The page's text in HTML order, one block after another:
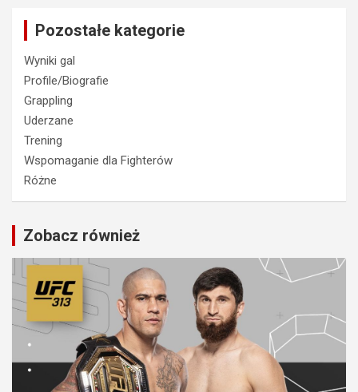
Pozostałe kategorie
Wyniki gal
Profile/Biografie
Grappling
Uderzane
Trening
Wspomaganie dla Fighterów
Różne
Zobacz również